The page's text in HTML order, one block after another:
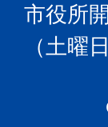
市役所
（土曜